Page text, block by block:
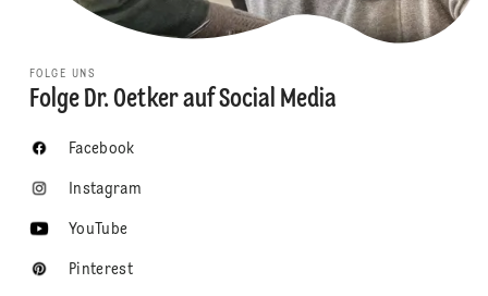
FOLGE UNS
Folge Dr. Oetker auf Social Media
Facebook
Instagram
YouTube
Pinterest